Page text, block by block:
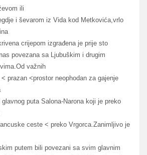
ili
i ševarom iz Vida kod Metkovića,vrlo
crijepom izgrađena je prije sto
povezana sa Ljubuškim i drugim
važnih
prazan <prostor neophodan za gajenje
puta Salona-Narona koji je preko
ceste < preko Vrgorca.Zanimljivo je
putem bili povezani sa svim glavnim